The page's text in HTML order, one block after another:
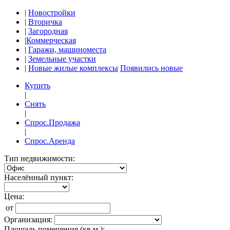
| Новостройки
| Вторичка
| Загородная
|Коммерческая
| Гаражи, машиноместа
| Земельные участки
| Новые жилые комплексы Появились новые
Купить
|
Снять
|
Спрос.Продажа
|
Спрос.Аренда
Тип недвижимости:
Населённый пункт:
Цена:
от
Организация: